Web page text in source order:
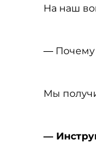
На наш
— Почему
Мы
—